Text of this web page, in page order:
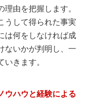
由を把握します。
うして得られた事実
は何をしなければ成
ないかが判明し、一
きます。
ウハウと経験による